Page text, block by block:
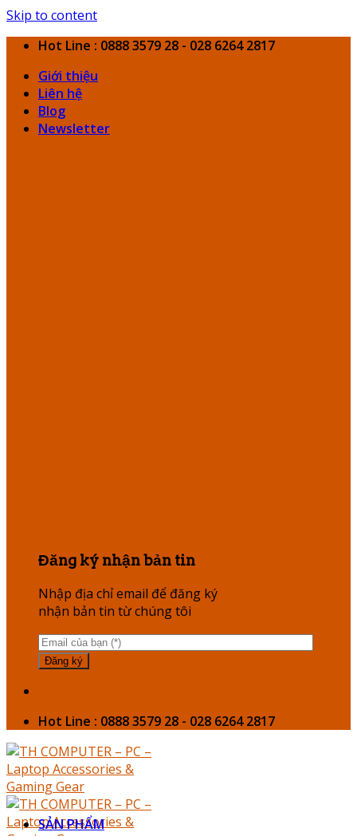
Skip to content
Hot Line : 0888 3579 28 - 028 6264 2817
Giới thiệu
Liên hệ
Blog
Newsletter
Đăng ký nhận bản tin
Nhập địa chỉ email để đăng ký
nhận bản tin từ chúng tôi
Hot Line : 0888 3579 28 - 028 6264 2817
SẢN PHẨM